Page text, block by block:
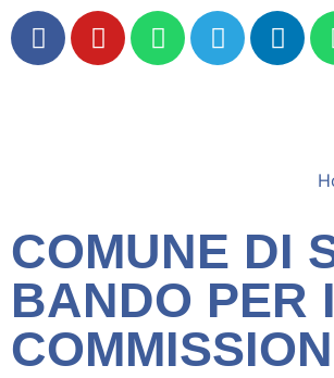
COMUNE DI
BANDO PER